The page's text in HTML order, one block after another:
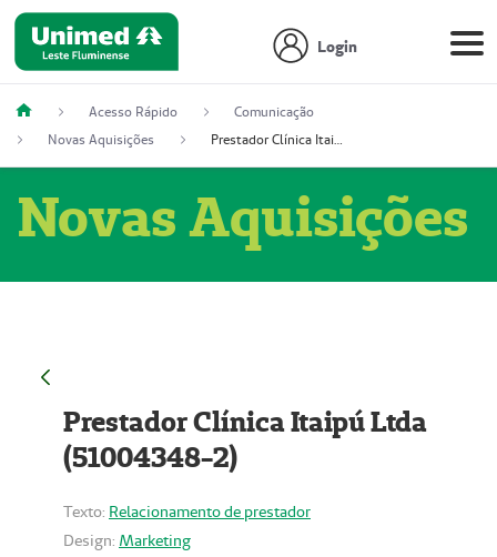
Login
Acesso Rápido
Comunicação
Novas Aquisições
Prestador Clínica Itaipú Ltda (51004348-2)
Novas Aquisições
Prestador Clínica Itaipú Ltda
(51004348-2)
Texto: Relacionamento de prestador
Design: Marketing